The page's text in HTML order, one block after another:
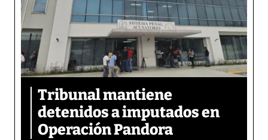
Tribunal mantiene
detenidos a imputados en
Operación Pandora